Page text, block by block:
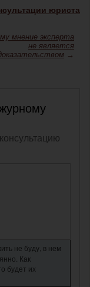
юриста
мнение эксперта
не является
→
не буду, в нем
Как
будет их